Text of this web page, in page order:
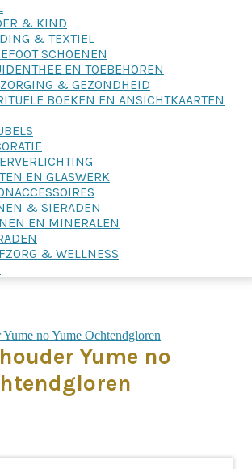
& KIND
& TEXTIEL
SCHOENEN
EN TOEBEHOREN
& GEZONDHEID
BOEKEN EN ANSICHTKAARTEN
EN GLASWERK
& SIERADEN
EN MINERALEN
& WELLNESS
Yume no